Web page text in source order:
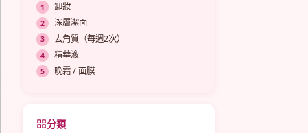
卸妝
深層潔面
去角質（每週2次）
精華液
晚霜 / 面膜
分類